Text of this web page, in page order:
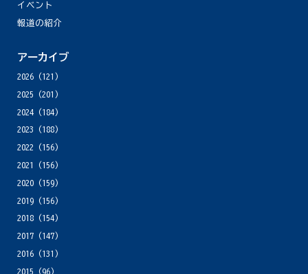
イベント
報道の紹介
アーカイブ
2026(121)
2025 (201)
2024(184)
2023 (188)
2022 (156)
2021
(156)
2020(159)
2019(156)
2018(154)
2017(147)
2016(131)
2015 (96)